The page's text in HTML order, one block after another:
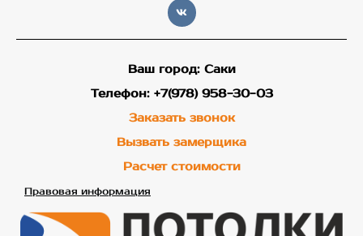
Ваш город: Саки
Телефон: +7(978) 958-30-03
Заказать звонок
Вызвать замерщика
Расчет стоимости
Правовая информация